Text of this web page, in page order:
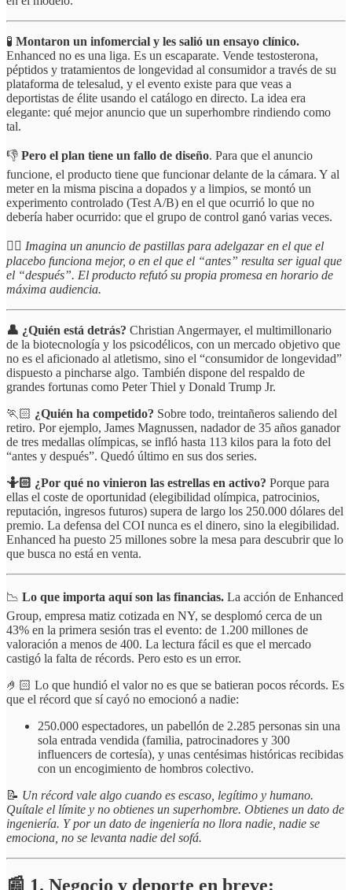
🧪 Montaron un infomercial y les salió un ensayo clínico.
Enhanced no es una liga. Es un escaparate. Vende testosterona,
péptidos y tratamientos de longevidad al consumidor a través de su
plataforma de telesalud, y el evento existe para que veas a
deportistas de élite usando el catálogo en directo. La idea era
elegante: qué mejor anuncio que un superhombre rindiendo como
tal.
👎 Pero el plan tiene un fallo de diseño. Para que el anuncio
funcione, el producto tiene que funcionar delante de la cámara. Y al
meter en la misma piscina a dopados y a limpios, se montó un
experimento controlado (Test A/B) en el que ocurrió lo que no
debería haber ocurrido: que el grupo de control ganó varias veces.
☝🏻 Imagina un anuncio de pastillas para adelgazar en el que el
placebo funciona mejor, o en el que el “antes” resulta ser igual que
el “después”. El producto refutó su propia promesa en horario de
máxima audiencia.
👤 ¿Quién está detrás? Christian Angermayer, el multimillonario
de la biotecnología y los psicodélicos, con un mercado objetivo que
no es el aficionado al atletismo, sino el “consumidor de longevidad”
dispuesto a pincharse algo. También dispone del respaldo de
grandes fortunas como Peter Thiel y Donald Trump Jr.
🏃🏻 ¿Quién ha competido? Sobre todo, treintañeros saliendo del
retiro. Por ejemplo, James Magnussen, nadador de 35 años ganador
de tres medallas olímpicas, se infló hasta 113 kilos para la foto del
“antes y después”. Quedó último en sus dos series.
🤷🏻 ¿Por qué no vinieron las estrellas en activo? Porque para
ellas el coste de oportunidad (elegibilidad olímpica, patrocinios,
reputación, ingresos futuros) supera de largo los 250.000 dólares del
premio. La defensa del COI nunca es el dinero, sino la elegibilidad.
Enhanced ha puesto 25 millones sobre la mesa para descubrir que lo
que busca no está en venta.
📉 Lo que importa aquí son las financias. La acción de Enhanced
Group, empresa matiz cotizada en NY, se desplomó cerca de un
43% en la primera sesión tras el evento: de 1.200 millones de
valoración a menos de 400. La lectura fácil es que el mercado
castigó la falta de récords. Pero esto es un error.
🤌🏻 Lo que hundió el valor no es que se batieran pocos récords. Es
que el récord que sí cayó no emocionó a nadie:
250.000 espectadores, un pabellón de 2.285 personas sin una
sola entrada vendida (familia, patrocinadores y 300
influencers de cortesía), y unas centésimas históricas recibidas
con un encogimiento de hombros colectivo.
📝 Un récord vale algo cuando es escaso, legítimo y humano.
Quítale el límite y no obtienes un superhombre. Obtienes un dato de
ingeniería. Y por un dato de ingeniería no llora nadie, nadie se
emociona, no se levanta nadie del sofá.
📰 1. Negocio y deporte en breve: